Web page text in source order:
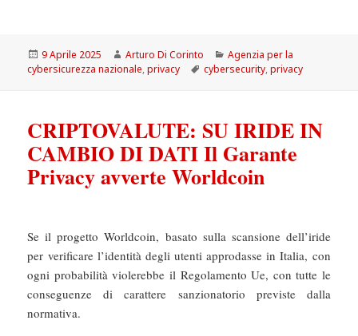
Scritto
il
9 Aprile 2025 Autore
Arturo Di Corinto Categorie
Agenzia per la
cybersicurezza nazionale,privacy Tag
cybersecurity,privacy
CRIPTOVALUTE: SU IRIDE IN
CAMBIO DI DATI Il Garante
Privacy avverte Worldcoin
Se il progetto Worldcoin, basato sulla scansione dell’iride
per verificare l’identità degli utenti approdasse in Italia, con
ogni probabilità violerebbe il Regolamento Ue, con tutte le
conseguenze di carattere sanzionatorio previste dalla
normativa.